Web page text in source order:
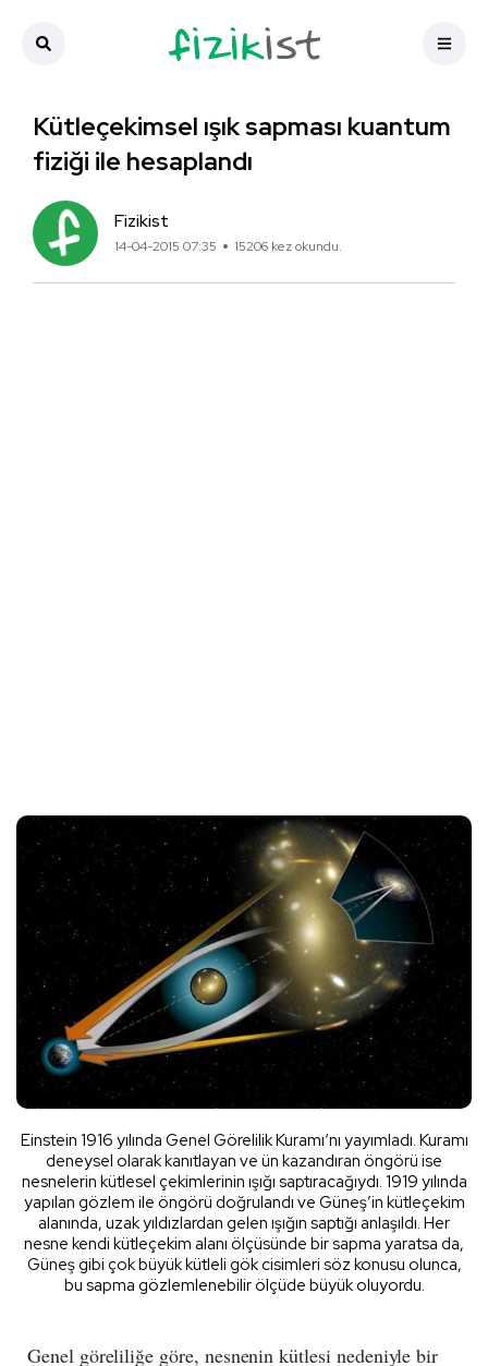
Kütleçekimsel ışık sapması kuantum
fiziği ile hesaplandı
Fizikist
14-04-2015 07:35 15206 kez okundu.
Einstein 1916 yılında Genel Görelilik Kuramı‘nı yayımladı. Kuramı
deneysel olarak kanıtlayan ve ün kazandıran öngörü ise
nesnelerin kütlesel çekimlerinin ışığı saptıracağıydı. 1919 yılında
yapılan gözlem ile öngörü doğrulandı ve Güneş’in kütleçekim
alanında, uzak yıldızlardan gelen ışığın saptığı anlaşıldı. Her
nesne kendi kütleçekim alanı ölçüsünde bir sapma yaratsa da,
Güneş gibi çok büyük kütleli gök cisimleri söz konusu olunca,
bu sapma gözlemlenebilir ölçüde büyük oluyordu.
Genel göreliliğe göre, nesnenin kütlesi nedeniyle bir